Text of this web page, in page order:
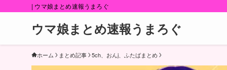
| ウマ娘まとめ速報うまろぐ
ウマ娘まとめ速報うまろぐ
ホーム まとめ記事 5ch、おんj、ふたばまとめ